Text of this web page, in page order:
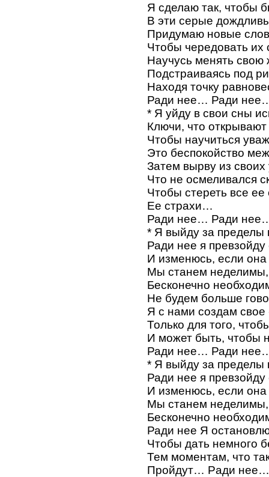
Я сделаю так, чтобы
В эти серые
Придумаю новые
Чтобы чередовать их
Научусь менять свою
Подстраиваясь под
Находя точку
Ради нее… Ради
* Я уйду в свои сны
Ключи, что
Чтобы научиться
Это беспокойство
Затем вырву из своих
Что не осмеливался
Чтобы стереть все
Ее страхи…
Ради нее… Ради
* Я выйду за пределы
Ради нее я превзойду
И изменюсь, если
Мы станем неделимы,
Бесконечно
Не будем больше
Я с нами создам свое
Только для того,
И может быть, чтобы
Ради нее… Ради
* Я выйду за пределы
Ради нее я превзойду
И изменюсь, если
Мы станем неделимы,
Бесконечно
Ради нее Я
Чтобы дать немного
Тем моментам, что
Пройдут… Pади